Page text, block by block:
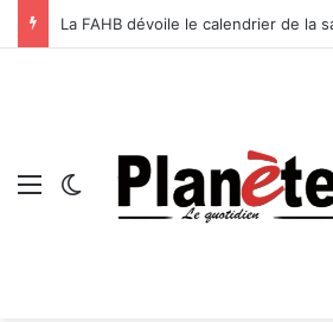
La FAHB dévoile le calendrier de la
Menu Switch skin